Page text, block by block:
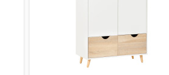
aperçu